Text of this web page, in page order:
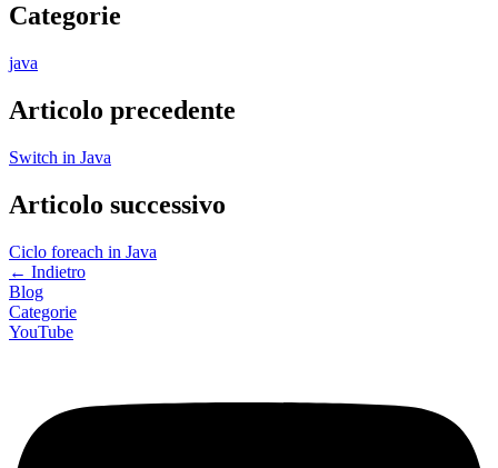
Categorie
java
Articolo precedente
Switch in Java
Articolo successivo
Ciclo foreach in Java
← Indietro
Blog
Categorie
YouTube